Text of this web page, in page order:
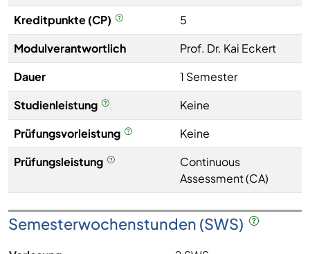
Kreditpunkte (CP)
5
Modulverantwortlich
Prof. Dr. Kai Eckert
Dauer
1 Semester
Studienleistung
Keine
Prüfungsvorleistung
Keine
Prüfungsleistung
Continuous
Assessment (CA)
Semesterwochenstunden (SWS)